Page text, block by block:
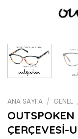
ANA SAYFA / GENEL
ÇERÇEVESİ-U